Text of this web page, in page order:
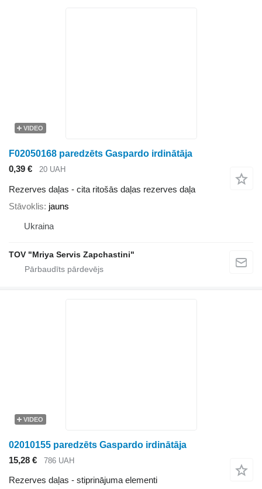
VIDEO
F02050168 paredzēts Gaspardo irdinātāja
0,39 €
20 UAH
Rezerves daļas - cita ritošās daļas rezerves daļa
Stāvoklis jauns
Ukraina
TOV "Mriya Servis Zapchastini"
VIDEO
02010155 paredzēts Gaspardo irdinātāja
15,28 €
786 UAH
Rezerves daļas - stiprinājuma elementi